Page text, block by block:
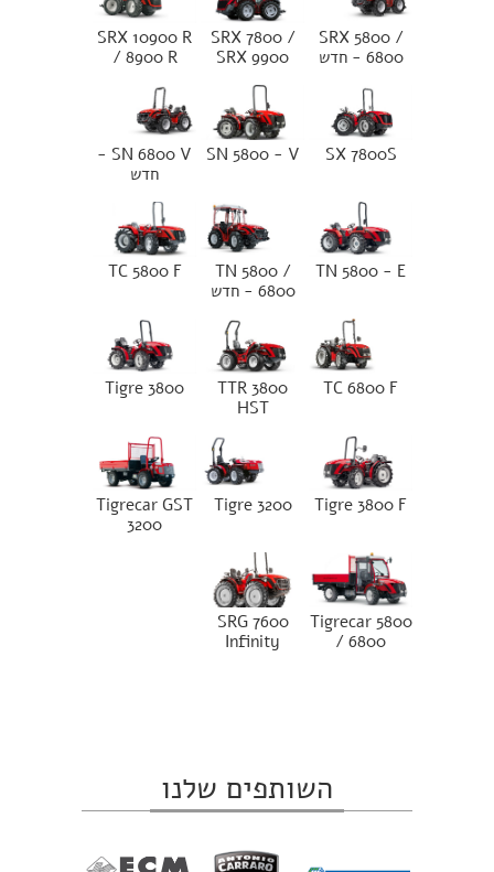
SRX 5800 /
6800 - חדש
SRX 7800 /
SRX 9900
SRX 10900 R
/ 8900 R
SX 7800S
SN 5800 - V
SN 6800 V -
חדש
TN 5800 - E
TN 5800 /
6800 - חדש
TC 5800 F
TC 6800 F
TTR 3800
HST
Tigre 3800
Tigre 3800 F
Tigre 3200
Tigrecar GST
3200
Tigrecar 5800
/ 6800
SRG 7600
Infinity
השותפים שלנו